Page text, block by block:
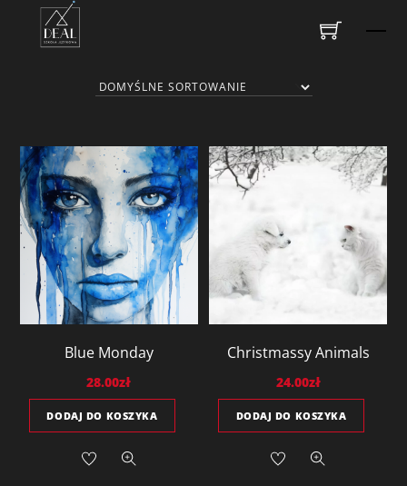
Blue Monday
28.00zł
DODAJ DO KOSZYKA
Christmassy Animals
24.00zł
DODAJ DO KOSZYKA